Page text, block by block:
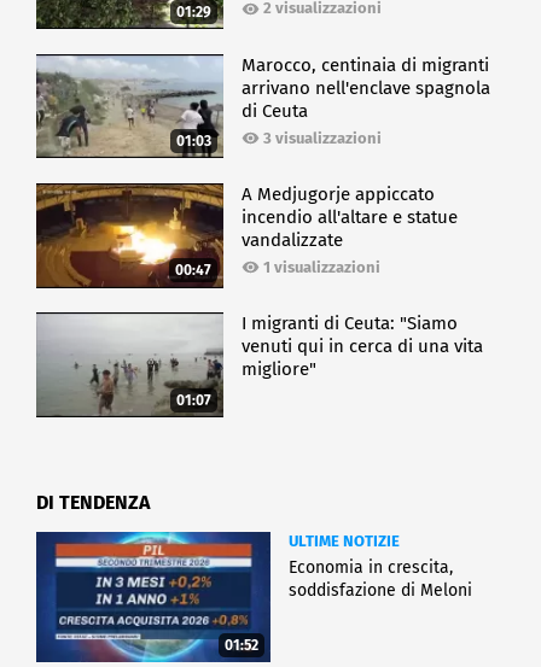
01:29 2 visualizzazioni
01:03
Marocco, centinaia di migranti
arrivano nell'enclave spagnola
di Ceuta
3 visualizzazioni
00:47
A Medjugorje appiccato
incendio all'altare e statue
vandalizzate
1 visualizzazioni
01:07
I migranti di Ceuta: "Siamo
venuti qui in cerca di una vita
migliore"
DI TENDENZA
01:52
ULTIME NOTIZIE
Economia in crescita,
soddisfazione di Meloni